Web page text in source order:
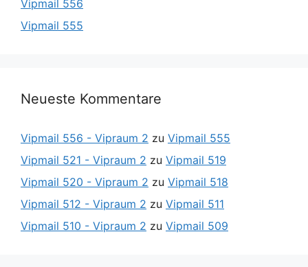
Vipmail 556
Vipmail 555
Neueste Kommentare
Vipmail 556 - Vipraum 2 zu Vipmail 555
Vipmail 521 - Vipraum 2 zu Vipmail 519
Vipmail 520 - Vipraum 2 zu Vipmail 518
Vipmail 512 - Vipraum 2 zu Vipmail 511
Vipmail 510 - Vipraum 2 zu Vipmail 509